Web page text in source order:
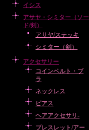
イシス
アサヤ・シミター（ソー
ド/剣）
アサヤ/ステッキ
シミター（剣）
アクセサリー
コインベルト・ブ
ラ
ネックレス
ピアス
ヘアアクセサリ-
ブレスレット/アー